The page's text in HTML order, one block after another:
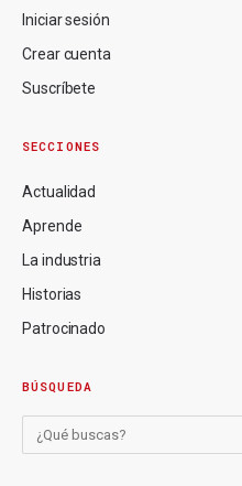
Iniciar sesión
Crear cuenta
Suscríbete
SECCIONES
Actualidad
Aprende
La industria
Historias
Patrocinado
BÚSQUEDA